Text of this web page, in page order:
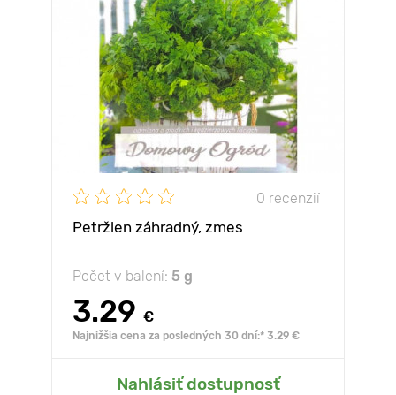
0 recenzií
Petržlen záhradný, zmes
Počet v balení: 5 g
3.29 €
Najnižšia cena za posledných 30 dní:* 3.29 €
Nahlásiť dostupnosť